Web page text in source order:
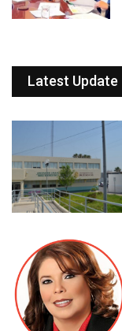
Latest Update